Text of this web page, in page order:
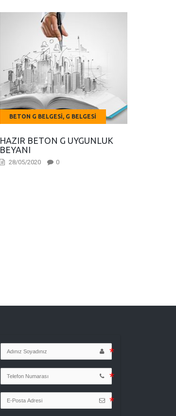
BETON G BELGESI, G BELGESI
HAZIR BETON G UYGUNLUK
BEYANI
28/05/2020 0